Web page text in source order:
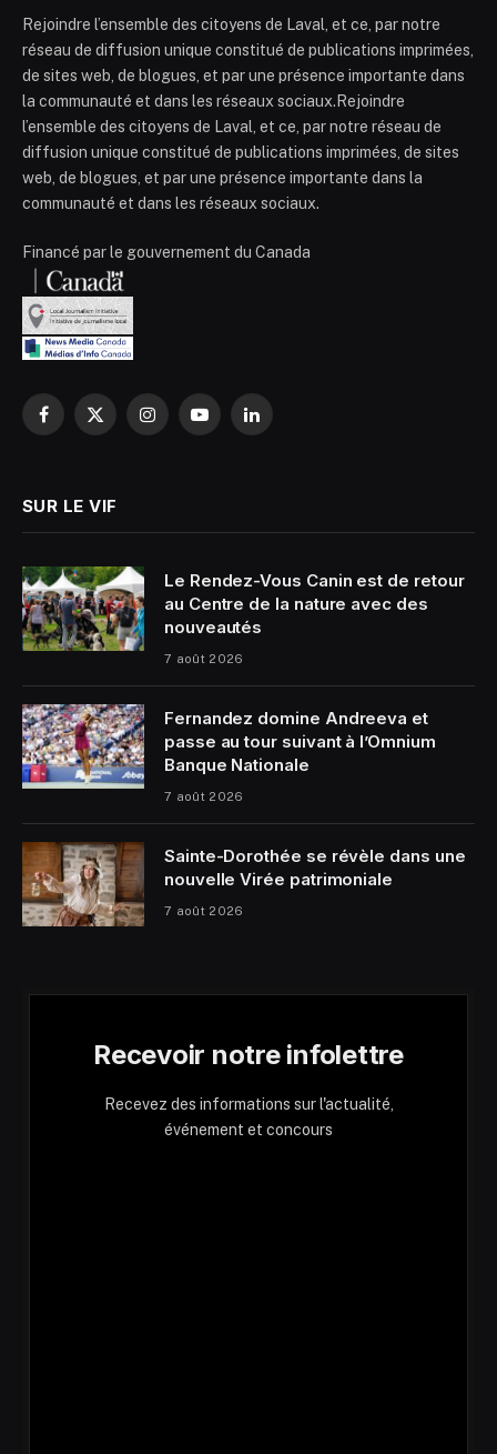
Rejoindre l’ensemble des citoyens de Laval, et ce, par notre
réseau de diffusion unique constitué de publications imprimées,
de sites web, de blogues, et par une présence importante dans
la communauté et dans les réseaux sociaux.Rejoindre
l’ensemble des citoyens de Laval, et ce, par notre réseau de
diffusion unique constitué de publications imprimées, de sites
web, de blogues, et par une présence importante dans la
communauté et dans les réseaux sociaux.
Financé par le gouvernement du Canada
Facebook
X
InstagramYouTubeLinkedIn
SUR LE VIF
Le Rendez-Vous Canin est de retour
au Centre de la nature avec des
nouveautés
7 août 2026
Fernandez domine Andreeva et
passe au tour suivant à l’Omnium
Banque Nationale
7 août 2026
Sainte-Dorothée se révèle dans une
nouvelle Virée patrimoniale
7 août 2026
Recevoir notre infolettre
Recevez des informations sur l'actualité,
événement et concours